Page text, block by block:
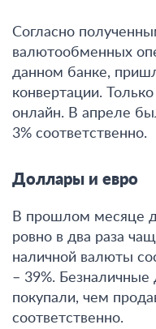
Согласно
валютообменных
данном банке,
конвертации.
онлайн. В апреле
3% соответственно.
Доллары и евро
В прошлом месяце
ровно в два раза
наличной валюты
– 39%.
покупали, чем
соответственно.